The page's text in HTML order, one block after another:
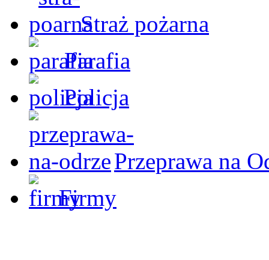
Straż pożarna
Parafia
Policja
Przeprawa na
Firmy